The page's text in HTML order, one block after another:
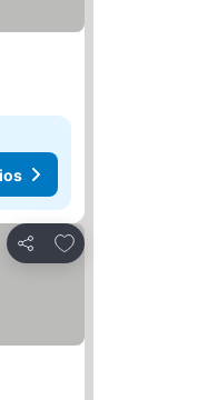
Compartir
Agregar a favoritos